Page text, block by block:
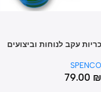
עקב לנוחות וביצועים
Performance Heel
79.00